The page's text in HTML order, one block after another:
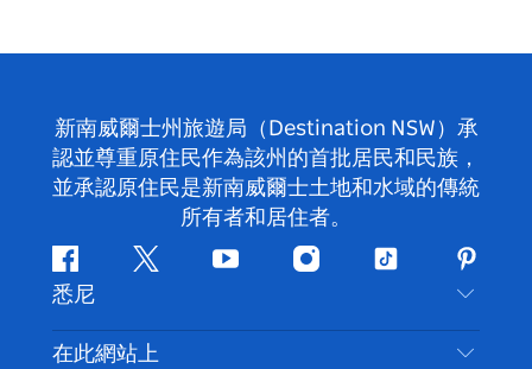
新南威爾士州旅遊局（Destination NSW）承
認並尊重原住民作為該州的首批居民和民族，
並承認原住民是新南威爾士土地和水域的傳統
所有者和居住者。
Facebook嘰
喳
喳
Youtube Instagram
抖
悉尼
聯絡我們
在此網站上